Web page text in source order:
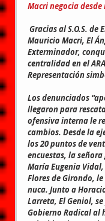
Macri negocia
Gracias al S.O.S. de
Mauricio Macri, El
Exterminador,
centralidad en el
Representación
Los denunciados
llegaron para
ofensiva interna le
cambios. Desde la
los 20 puntos de
encuestas, la
María Eugenia Vidal,
Flores de Girondo,
nuca. Junto a
Larreta, El Geniol,
Gobierno Radical al